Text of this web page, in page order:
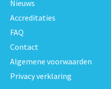
Nieuws
Accreditaties
FAQ
Contact
Algemene voorwaarden
Privacy verklaring